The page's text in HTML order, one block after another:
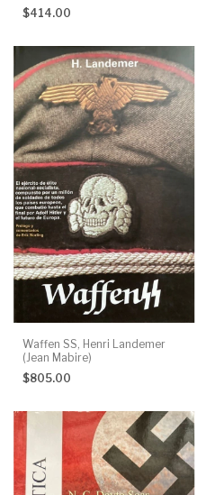
García Fuente de la Ojeda
$414.00
Waffen SS, Henri Landemer
(Jean Mabire)
$805.00